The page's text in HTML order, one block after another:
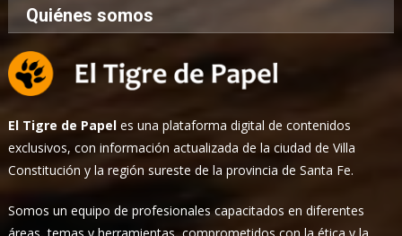
Quiénes somos
El Tigre de Papel es una plataforma digital de contenidos
exclusivos, con información actualizada de la ciudad de Villa
Constitución y la región sureste de la provincia de Santa Fe.
Somos un equipo de profesionales capacitados en diferentes